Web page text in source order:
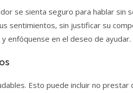
se sienta seguro para hablar sin
sentimientos, sin justificar su
enfóquense en el deseo de ayudar.
Esto puede incluir no